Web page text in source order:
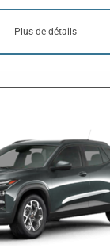
Plus de détails